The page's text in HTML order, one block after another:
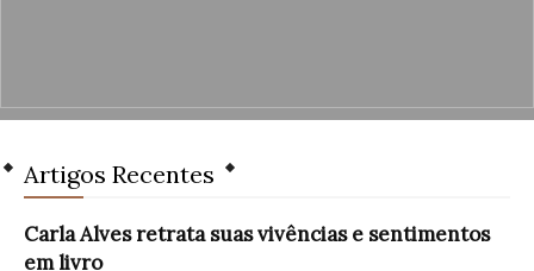
Artigos Recentes
Carla Alves retrata suas vivências e sentimentos
em livro